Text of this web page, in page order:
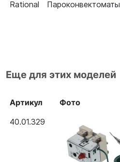
Rational Пароконвектоматы
Еще для этих моделей
Артикул Фото
40.01.329